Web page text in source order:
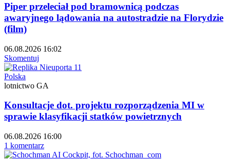
Piper przeleciał pod bramownicą podczas
awaryjnego lądowania na autostradzie na Florydzie
(film)
06.08.2026 16:02
Skomentuj
Polska
lotnictwo GA
Konsultacje dot. projektu rozporządzenia MI w
sprawie klasyfikacji statków powietrznych
06.08.2026 16:00
1 komentarz